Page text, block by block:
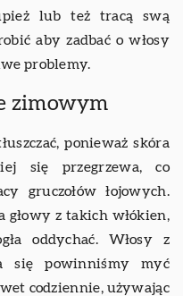
lub też tracą swą
aby zadbać o włosy
problemy.
zimowym
ponieważ skóra
się przegrzewa, co
gruczołów łojowych.
z takich włókien,
oddychać. Włosy z
się powinniśmy myć
codziennie, używając